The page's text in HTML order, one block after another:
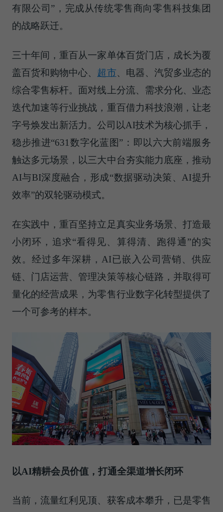
有限公司”，完成从传统零售商向零售科技集团
的战略跃迁。
三十年间，重百从一家单体百货门店，成长为覆
盖百货和购物中心、 超市、电器、汽贸多业态的
综合零售标杆。面对线上分流、需求分化、业态
迭代加速等行业挑战，重百借力科技浪潮，让老
字号焕发出新活力。公司以AI技术为核心抓手，
稳步推进“631数字化蓝图”：即以六大前端服务
触达多元场景，以三大中台夯实能力底座，推动
AI与BI深度融合，形成“数据驱动决策、AI提升
效率”的双轮驱动模式。
在实践中，重百坚持立足真实业务场景、打造最
小闭环，追求“看得见、算得清、跑得通”的实
效。经过多年深耕，AI已嵌入公司营销、供应
链、门店运营、管理决策等核心链路，并取得可
量化的经营成果，为零售行业数字化转型提供了
一个可参考的样本。
以AI精耕会员价值， 打通全渠道增长闭环
当前，流量红利见顶、获客成本攀升，已是零售